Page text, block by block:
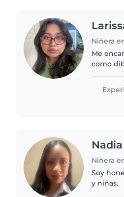
Niñera
Me
como
con
Niñera
Soy
y niñas.